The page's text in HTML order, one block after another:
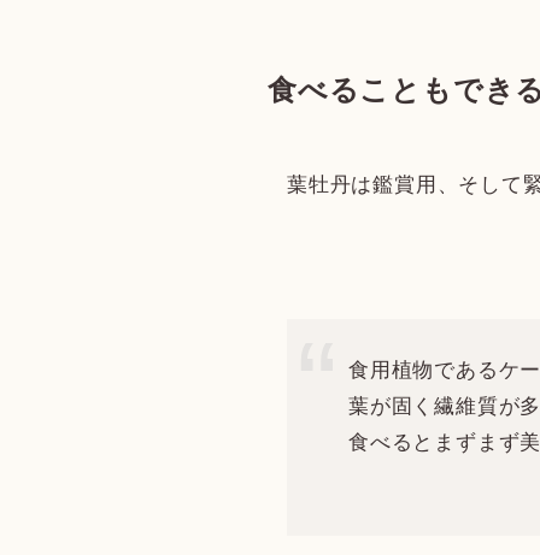
食べることもでき
葉牡丹は鑑賞用、そして
食用植物であるケ
葉が固く繊維質が
食べるとまずまず